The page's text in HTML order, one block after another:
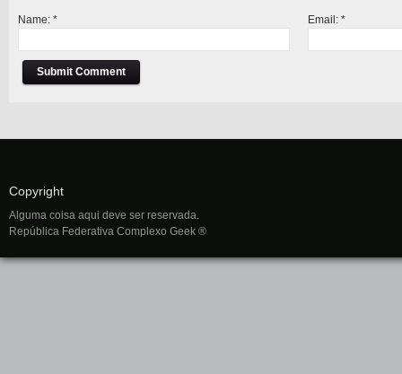
Name: * Email:*
Copyright
Alguma coisa aqui deve ser reservada.
República Federativa Complexo Geek ®